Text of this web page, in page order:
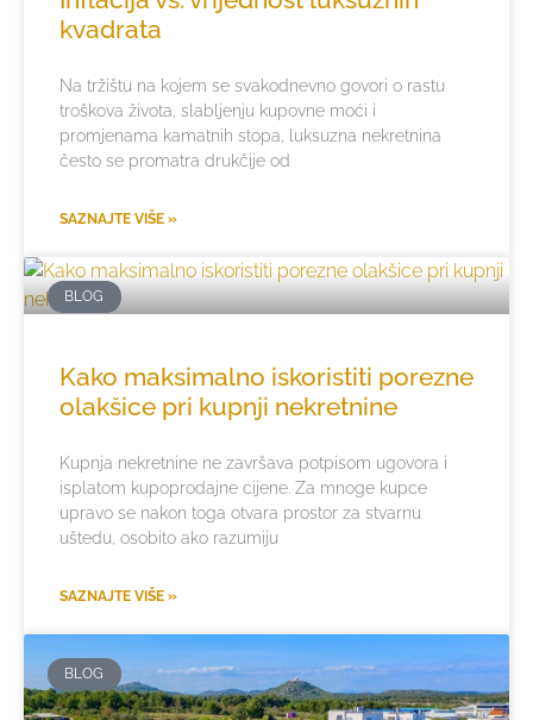
kvadrata
Na tržištu na kojem se svakodnevno govori o rastu
troškova života, slabljenju kupovne moći i
promjenama kamatnih stopa, luksuzna nekretnina
često se promatra drukčije od
SAZNAJTE VIŠE »
BLOG
Kako maksimalno iskoristiti porezne
olakšice pri kupnji nekretnine
Kupnja nekretnine ne završava potpisom ugovora i
isplatom kupoprodajne cijene. Za mnoge kupce
upravo se nakon toga otvara prostor za stvarnu
uštedu, osobito ako razumiju
SAZNAJTE VIŠE »
BLOG